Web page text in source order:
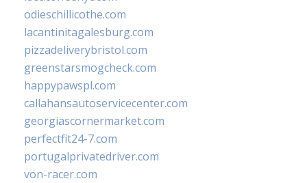
odieschillicothe.com
lacantinitagalesburg.com
pizzadeliverybristol.com
greenstarsmogcheck.com
happypawspl.com
callahansautoservicecenter.com
georgiascornermarket.com
perfectfit24-7.com
portugalprivatedriver.com
von-racer.com